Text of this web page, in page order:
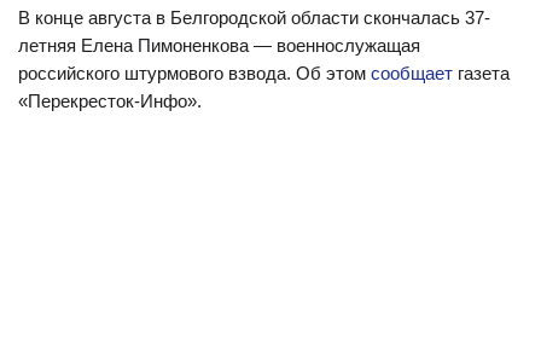
В конце августа в Белгородской области скончалась 37-
летняя Елена Пимоненкова — военнослужащая
российского штурмового взвода. Об этом сообщает газета
«Перекресток-Инфо».